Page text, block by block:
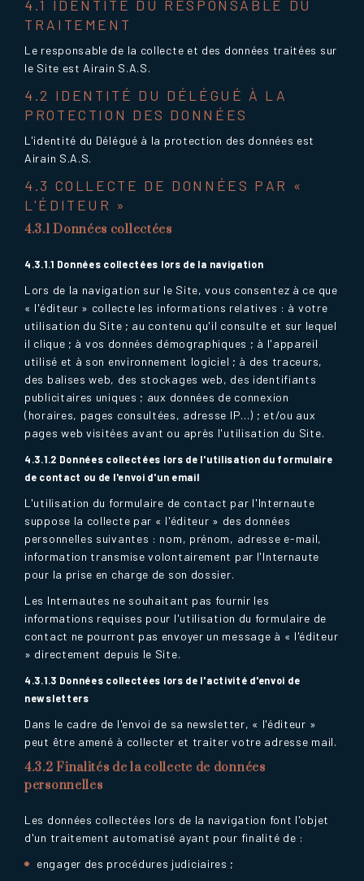
4.1 IDENTITÉ DU RESPONSABLE DU
TRAITEMENT
Le responsable de la collecte et des données traitées sur
le Site est Airain S.A.S.
4.2 IDENTITÉ DU DÉLÉGUÉ À LA
PROTECTION DES DONNÉES
L'identité du Délégué à la protection des données est
Airain S.A.S.
4.3 COLLECTE DE DONNÉES PAR «
L'ÉDITEUR »
4.3.1 Données collectées
4.3.1.1 Données collectées lors de la navigation
Lors de la navigation sur le Site, vous consentez à ce que
« l'éditeur » collecte les informations relatives : à votre
utilisation du Site ; au contenu qu'il consulte et sur lequel
il clique ; à vos données démographiques ; à l'appareil
utilisé et à son environnement logiciel ; à des traceurs,
des balises web, des stockages web, des identifiants
publicitaires uniques ; aux données de connexion
(horaires, pages consultées, adresse IP...) ; et/ou aux
pages web visitées avant ou après l'utilisation du Site.
4.3.1.2 Données collectées lors de l'utilisation du formulaire
de contact ou de l'envoi d'un email
L'utilisation du formulaire de contact par l'Internaute
suppose la collecte par « l'éditeur » des données
personnelles suivantes : nom, prénom, adresse e-mail,
information transmise volontairement par l'Internaute
pour la prise en charge de son dossier.
Les Internautes ne souhaitant pas fournir les
informations requises pour l'utilisation du formulaire de
contact ne pourront pas envoyer un message à « l'éditeur
» directement depuis le Site.
4.3.1.3 Données collectées lors de l'activité d'envoi de
newsletters
Dans le cadre de l'envoi de sa newsletter, « l'éditeur »
peut être amené à collecter et traiter votre adresse mail.
4.3.2 Finalités de la collecte de données
personnelles
Les données collectées lors de la navigation font l'objet
d'un traitement automatisé ayant pour finalité de :
engager des procédures judiciaires ;